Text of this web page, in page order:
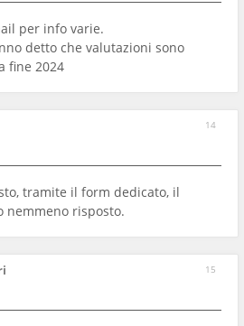
per info varie.
detto che valutazioni sono
fine 2024
14
tramite il form dedicato, il
nemmeno risposto.
15